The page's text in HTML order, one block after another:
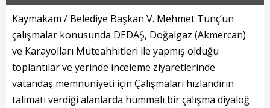
Şikayet Bildirim Formu
Şikayet Takip Formu
Başkan
Başkanın Özgeçmişi
Kaymakam / Belediye Başkan V. Mehmet Tunç’un
çalışmalar konusunda DEDAŞ, Doğalgaz (Akmercan)
ve Karayolları Müteahhitleri ile yapmış olduğu
toplantılar ve yerinde inceleme ziyaretlerinde
vatandaş memnuniyeti için Çalışmaları hızlandırın
talimatı verdiği alanlarda hummalı bir çalışma diyaloğ